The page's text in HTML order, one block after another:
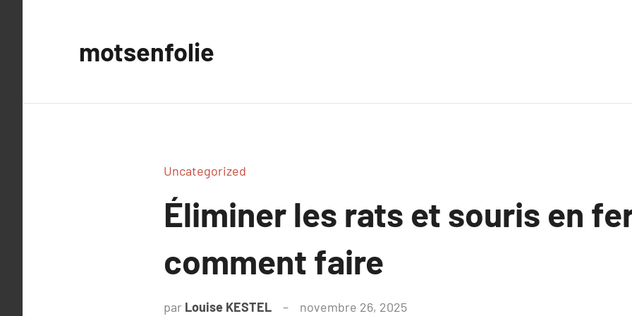
motsenfolie
Uncategorized
Éliminer les rats et souris en
comment faire
par Louise KESTEL novembre 26, 2025